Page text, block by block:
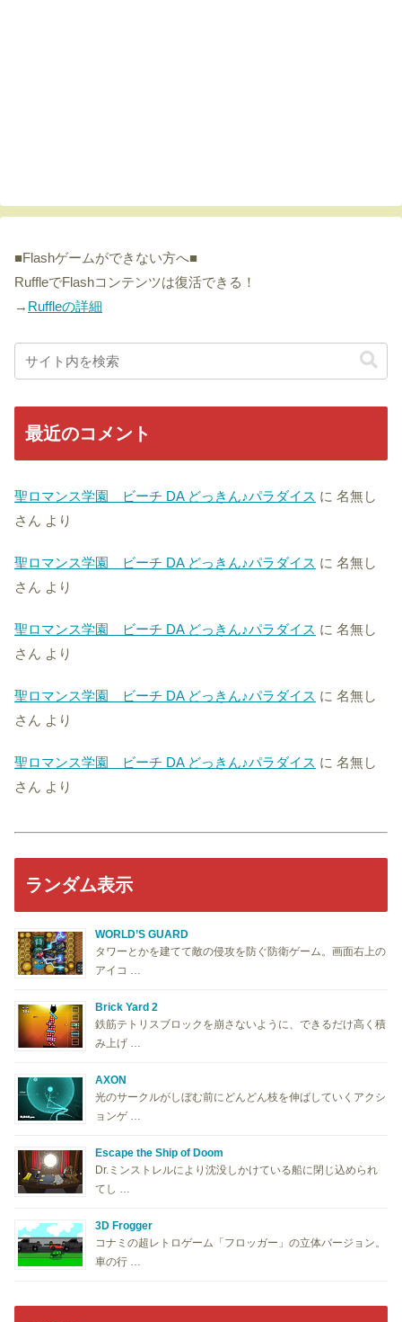
■Flashゲームができない方へ■
RuffleでFlashコンテンツは復活できる！
→ Ruffleの詳細
最近のコメント
聖ロマンス学園 ビーチ DA どっきん♪パラダイス に 名無し
さん より
聖ロマンス学園 ビーチ DA どっきん♪パラダイス に 名無し
さん より
聖ロマンス学園 ビーチ DA どっきん♪パラダイス に 名無し
さん より
聖ロマンス学園 ビーチ DA どっきん♪パラダイス に 名無し
さん より
聖ロマンス学園 ビーチ DA どっきん♪パラダイス に 名無し
さん より
ランダム表示
WORLD’S GUARD
タワーとかを建てて敵の侵攻を防ぐ防衛ゲーム。画面右上の
アイコ …
Brick Yard 2
鉄筋テトリスブロックを崩さないように、できるだけ高く積
み上げ …
AXON
光のサークルがしぼむ前にどんどん枝を伸ばしていくアクシ
ョンゲ …
Escape the Ship of Doom
Dr.ミンストレルにより沈没しかけている船に閉じ込められ
てし …
3D Frogger
コナミの超レトロゲーム「フロッガー」の立体バージョン。
車の行 …